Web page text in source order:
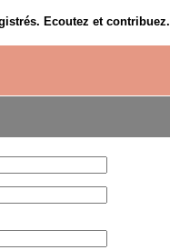
Ecoutez et contribuez.